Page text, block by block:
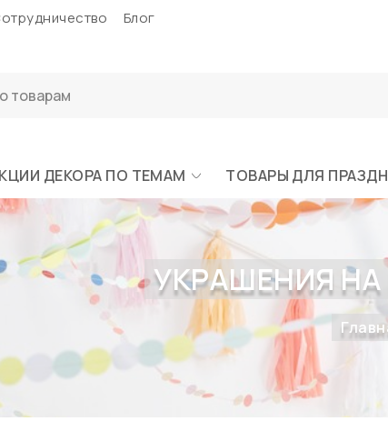
Блог
ДЕКОРА ПО ТЕМАМ ТОВАРЫ ДЛЯ
УКРАШЕНИЯ